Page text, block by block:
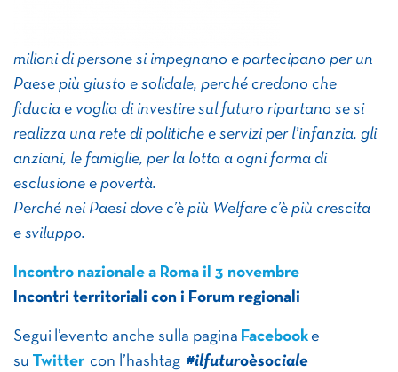
milioni di persone si impegnano e partecipano per un
Paese più giusto e solidale, perché credono che
fiducia e voglia di investire sul futuro ripartano se si
realizza una rete di politiche e servizi per l’infanzia, gli
anziani, le famiglie, per la lotta a ogni forma di
esclusione e povertà.
Perché nei Paesi dove c’è più Welfare c’è più crescita
e sviluppo.
Incontro nazionale a Roma il 3 novembre
Incontri territoriali con i Forum regionali
Segui l’evento anche sulla pagina Facebook e
su Twitter con l’hashtag #ilfuturoèsociale